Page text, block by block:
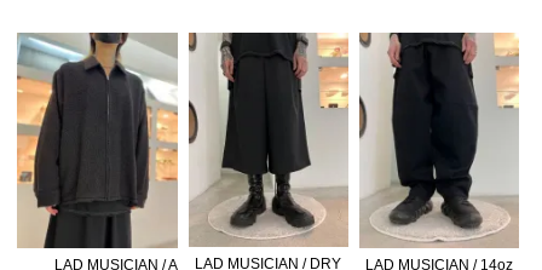
LAD MUSICIAN / A
LAD MUSICIAN / DRY
LAD MUSICIAN / 14oz